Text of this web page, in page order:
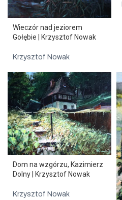
Wieczór nad jeziorem
Gołębie | Krzysztof Nowak
Krzysztof Nowak
Dom na wzgórzu, Kazimierz
Dolny | Krzysztof Nowak
Krzysztof Nowak